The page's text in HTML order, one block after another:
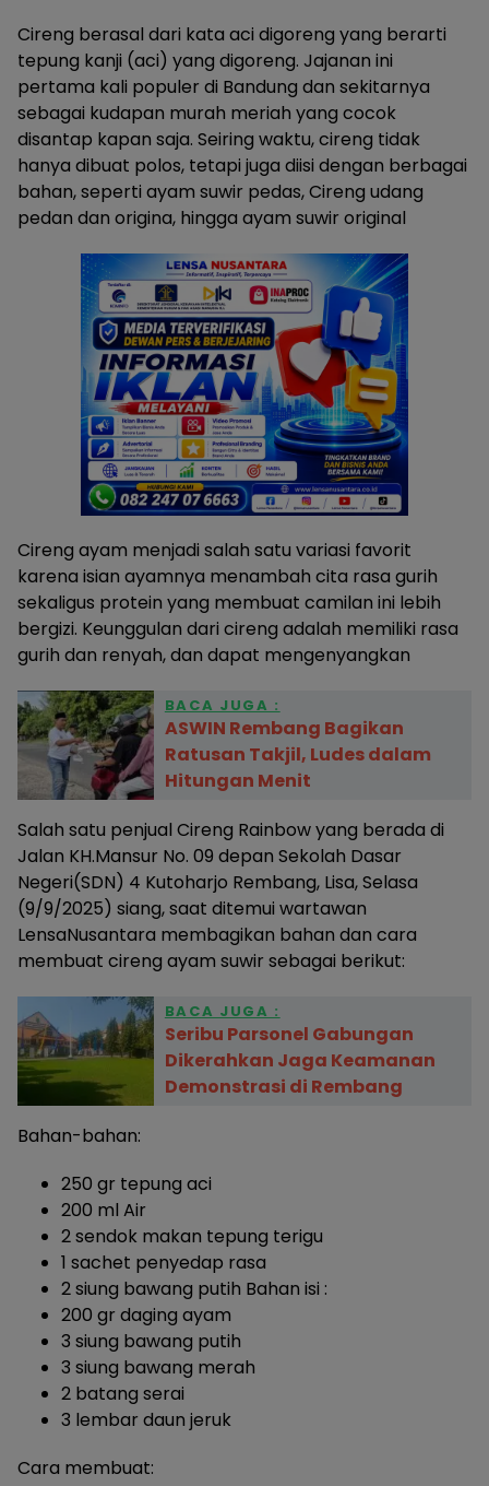
Cireng berasal dari kata aci digoreng yang berarti
tepung kanji (aci) yang digoreng. Jajanan ini
pertama kali populer di Bandung dan sekitarnya
sebagai kudapan murah meriah yang cocok
disantap kapan saja. Seiring waktu, cireng tidak
hanya dibuat polos, tetapi juga diisi dengan berbagai
bahan, seperti ayam suwir pedas, Cireng udang
pedan dan origina, hingga ayam suwir original
Cireng ayam menjadi salah satu variasi favorit
karena isian ayamnya menambah cita rasa gurih
sekaligus protein yang membuat camilan ini lebih
bergizi. Keunggulan dari cireng adalah memiliki rasa
gurih dan renyah, dan dapat mengenyangkan
BACA JUGA :
ASWIN Rembang Bagikan
Ratusan Takjil, Ludes dalam
Hitungan Menit
Salah satu penjual Cireng Rainbow yang berada di
Jalan KH.Mansur No. 09 depan Sekolah Dasar
Negeri(SDN) 4 Kutoharjo Rembang, Lisa, Selasa
(9/9/2025) siang, saat ditemui wartawan
LensaNusantara membagikan bahan dan cara
membuat cireng ayam suwir sebagai berikut:
BACA JUGA :
Seribu Parsonel Gabungan
Dikerahkan Jaga Keamanan
Demonstrasi di Rembang
Bahan-bahan:
250 gr tepung aci
200 ml Air
2 sendok makan tepung terigu
1 sachet penyedap rasa
2 siung bawang putih Bahan isi :
200 gr daging ayam
3 siung bawang putih
3 siung bawang merah
2 batang serai
3 lembar daun jeruk
Cara membuat: